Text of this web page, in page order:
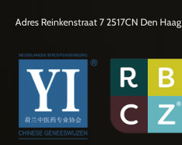
Adres Reinkenstraat 7 2517CN Den Haag